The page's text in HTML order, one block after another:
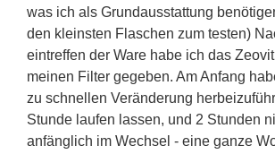
was ich als Grundausstattung
den kleinsten Flaschen zum testen)
eintreffen der Ware habe ich das
meinen Filter gegeben. Am Anfang
zu schnellen Veränderung
Stunde laufen lassen, und 2 Stunden
anfänglich im Wechsel - eine ganze